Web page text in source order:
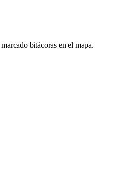
bitácoras en el mapa.